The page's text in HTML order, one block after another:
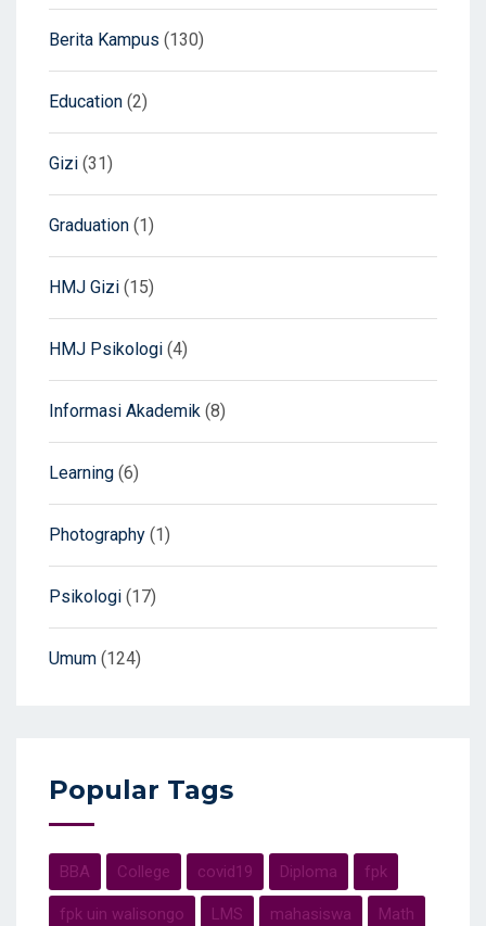
Berita Kampus (130)
Education (2)
Gizi (31)
Graduation (1)
HMJ Gizi (15)
HMJ Psikologi (4)
Informasi Akademik (8)
Learning (6)
Photography (1)
Psikologi (17)
Umum (124)
Popular Tags
BBA College covid19 Diploma fpk
fpk uin walisongo LMS mahasiswa Math